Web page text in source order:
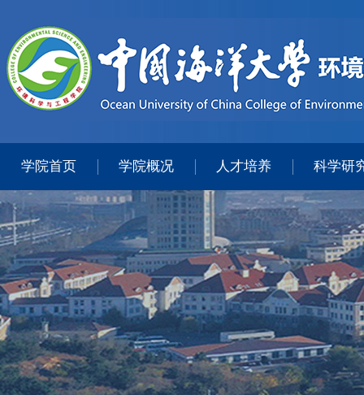
学院首页 学院概况 人才培养 科学研